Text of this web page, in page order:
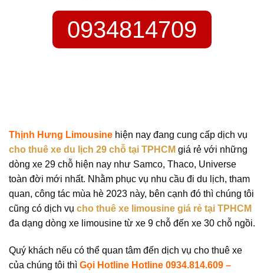
0934814709
Thịnh Hưng Limousine hiện nay đang cung cấp dịch vụ
cho thuê xe du lịch 29 chỗ tại TPHCM giá rẻ với những
dòng xe 29 chỗ hiện nay như Samco, Thaco, Universe
toàn đời mới nhất. Nhằm phục vụ nhu cầu đi du lịch, tham
quan, công tác mùa hè 2023 này, bên cạnh đó thì chúng tôi
cũng có dịch vụ cho thuê xe limousine giá rẻ tại TPHCM
đa dạng dòng xe limousine từ xe 9 chỗ đến xe 30 chỗ ngồi.
Quý khách nếu có thể quan tâm đến dịch vụ cho thuê xe
của chúng tôi thì Gọi Hotline Hotline 0934.814.609 –